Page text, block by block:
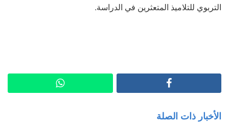
التربوي للتلاميذ المتعثرين في الدراسة.
الأخبار ذات الصلة